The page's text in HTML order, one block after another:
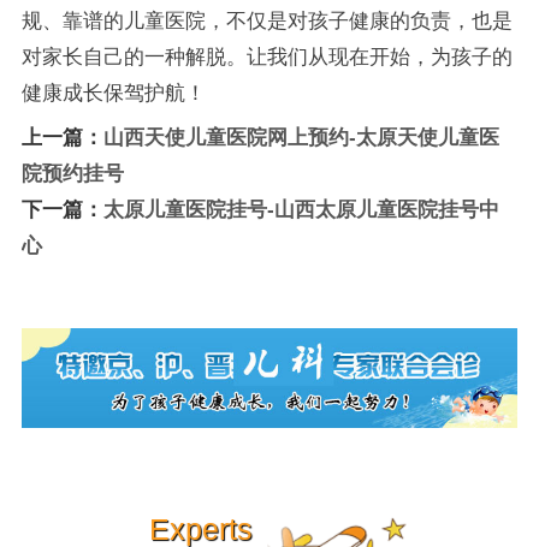
规、靠谱的儿童医院，不仅是对孩子健康的负责，也是
对家长自己的一种解脱。让我们从现在开始，为孩子的
健康成长保驾护航！
上一篇： 山西天使儿童医院网上预约-太原天使儿童医
院预约挂号
下一篇： 太原儿童医院挂号-山西太原儿童医院挂号中
心
Experts